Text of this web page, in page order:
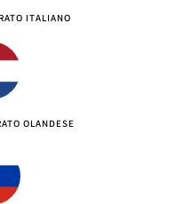
ITALIANO
OLANDESE